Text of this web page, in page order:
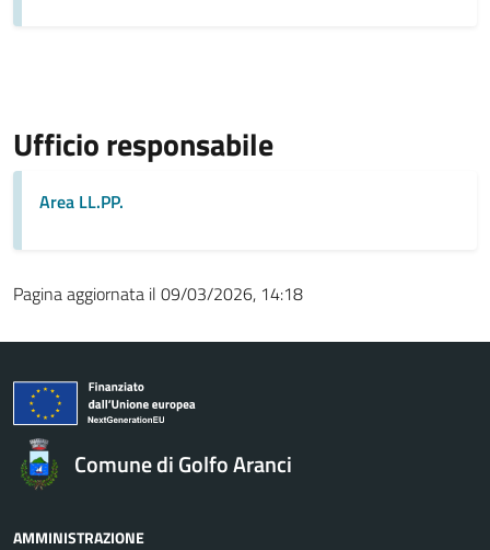
Ufficio responsabile
Area LL.PP.
Pagina aggiornata il 09/03/2026, 14:18
Comune di Golfo Aranci
AMMINISTRAZIONE